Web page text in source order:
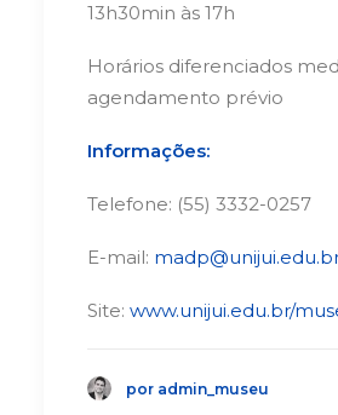
13h30min às 17h
Horários diferenciados
agendamento prévio
Informações:
Telefone: (55) 3332-0257
E-mail:
Site: www.unijui.edu.br/
por admin_museu